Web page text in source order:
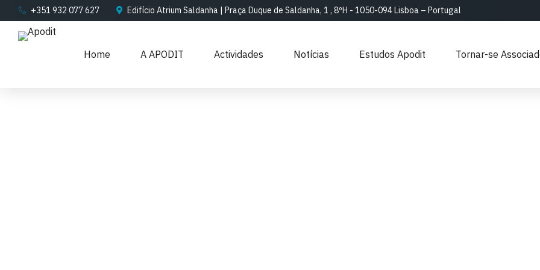
+351 932 077 627 Edifício Atrium Saldanha | Praça Duque de Saldanha, 1 , 8ºH - 1050-094 Lisboa – Portugal
Home A APODIT Actividades Notícias Estudos Apodit Tornar-se